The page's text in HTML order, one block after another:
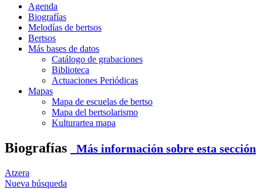
Agenda
Biografías
Melodías de bertsos
Bertsos
Más bases de datos
Catálogo de grabaciones
Biblioteca
Actuaciones Periódicas
Mapas
Mapa de escuelas de bertso
Mapa del bertsolarismo
Kulturartea mapa
Biografías Más información sobre esta sección
Atzera
Nueva búsqueda